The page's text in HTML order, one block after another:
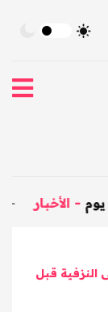
العراق -
النزفية قبل